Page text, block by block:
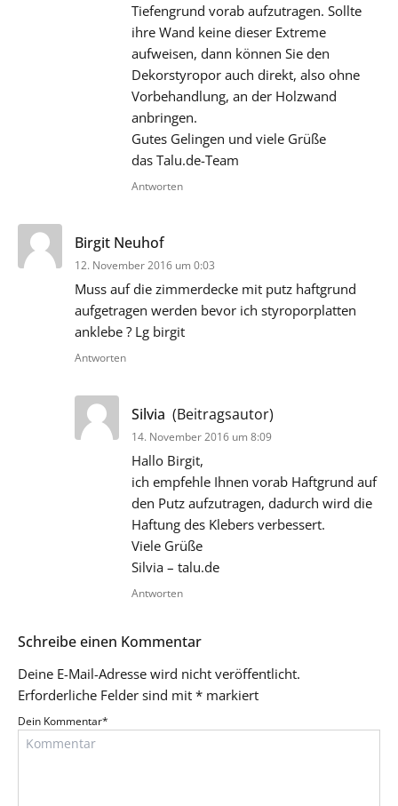
Tiefengrund vorab aufzutragen. Sollte
ihre Wand keine dieser Extreme
aufweisen, dann können Sie den
Dekorstyropor auch direkt, also ohne
Vorbehandlung, an der Holzwand
anbringen.
Gutes Gelingen und viele Grüße
das Talu.de-Team
Antworten
Birgit Neuhof
12. November 2016 um 0:03
Muss auf die zimmerdecke mit putz haftgrund
aufgetragen werden bevor ich styroporplatten
anklebe ? Lg birgit
Antworten
Silvia (Beitragsautor)
14. November 2016 um 8:09
Hallo Birgit,
ich empfehle Ihnen vorab Haftgrund auf
den Putz aufzutragen, dadurch wird die
Haftung des Klebers verbessert.
Viele Grüße
Silvia – talu.de
Antworten
Schreibe einen Kommentar
Deine E-Mail-Adresse wird nicht veröffentlicht.
Erforderliche Felder sind mit * markiert
Dein Kommentar*